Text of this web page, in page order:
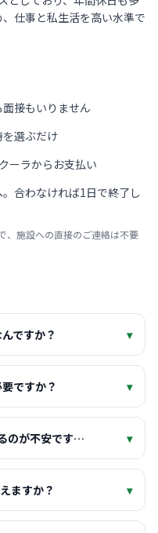
仕事と私生活を高い水準で
接もいりません
選ぶだけ
ーラからお支払い
合わなければ1日で終了し
、施設への直接のご連絡は不要
ですか？ ▾
ですか？ ▾
のが不安です… ▾
ますか？ ▾